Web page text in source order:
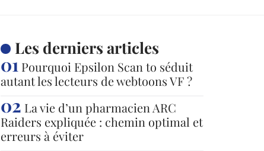
Les derniers articles
Pourquoi Epsilon Scan to séduit
autant les lecteurs de webtoons VF ?
La vie d’un pharmacien ARC
Raiders expliquée : chemin optimal et
erreurs à éviter